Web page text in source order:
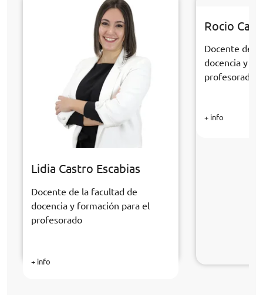
Lidia Castro Escabias
Docente de la facultad de
docencia y formación para el
profesorado
+ info
Rocio
Docente de
docencia y
profesorado
+ info